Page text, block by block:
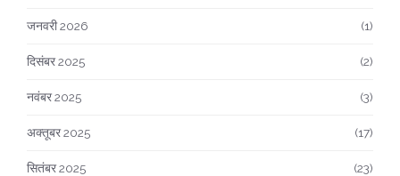
जनवरी 2026 (1)
दिसंबर 2025 (2)
नवंबर 2025 (3)
अक्तूबर 2025 (17)
सितंबर 2025 (23)